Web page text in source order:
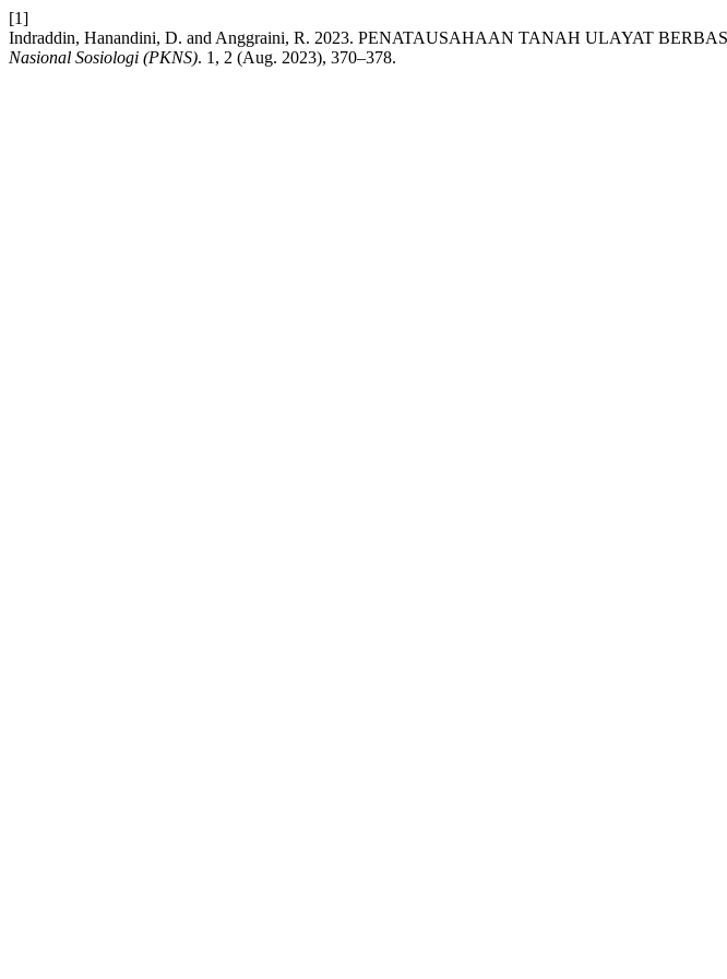
[1]
Indraddin, Hanandini, D. and Anggraini, R. 2023. PENATAUSAHAAN TANAH ULAYAT
Nasional Sosiologi (PKNS). 1, 2 (Aug. 2023), 370–378.